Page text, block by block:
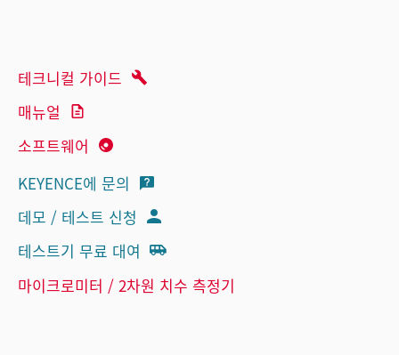
테크니컬 가이드
매뉴얼
소프트웨어
KEYENCE에 문의
데모 / 테스트 신청
테스트기 무료 대여
마이크로미터 / 2차원 치수 측정기